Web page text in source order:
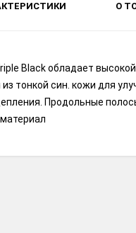
О
Black обладает
тонкой син. кожи для
Продольные